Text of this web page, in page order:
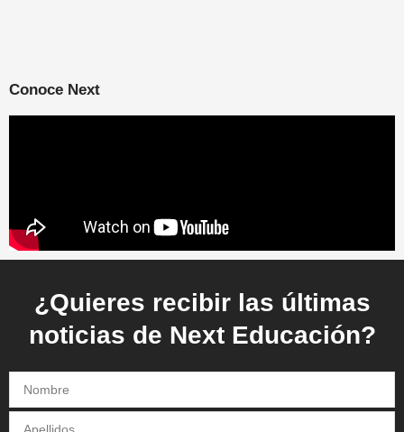
Conoce Next
¿Quieres recibir las últimas
noticias de Next Educación?